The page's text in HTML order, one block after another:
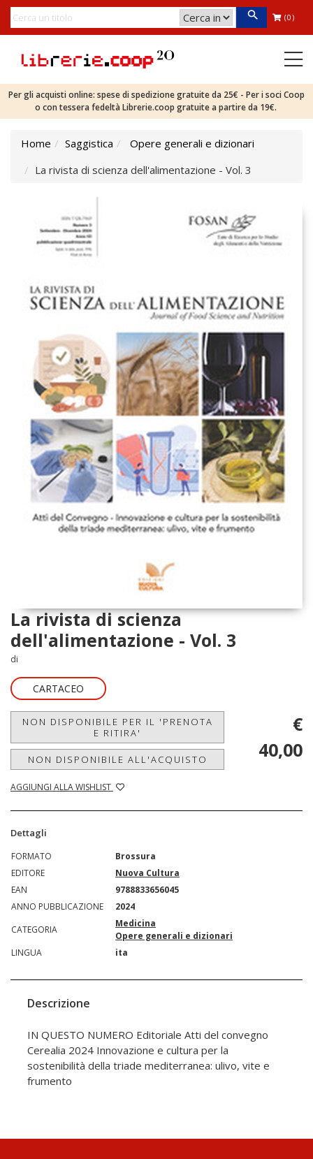
(0)
Per gli acquisti online: spese di spedizione gratuite da 25€ - Per i soci Coop
o con tessera fedeltà Librerie.coop gratuite a partire da 19€.
Home Saggistica
Opere generali e dizionari
La rivista di scienza dell'alimentazione - Vol. 3
La rivista di scienza
dell'alimentazione - Vol. 3
di
CARTACEO
NON DISPONIBILE PER IL 'PRENOTA
E RITIRA'
NON DISPONIBILE ALL'ACQUISTO
AGGIUNGI ALLA WISHLIST
€
40,00
Dettagli
FORMATO
Brossura
EDITORE
Nuova Cultura
EAN
9788833656045
ANNO PUBBLICAZIONE
2024
CATEGORIA
Medicina
Opere generali e dizionari
LINGUA
ita
Descrizione
IN QUESTO NUMERO Editoriale Atti del convegno
Cerealia 2024 Innovazione e cultura per la
sostenibilità della triade mediterranea: ulivo, vite e
frumento